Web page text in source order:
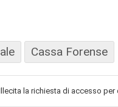
Cassa Forense
la richiesta di accesso per